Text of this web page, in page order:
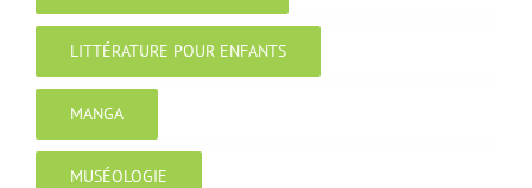
LITTÉRATURE POUR ENFANTS
MANGA
MUSÉOLOGIE